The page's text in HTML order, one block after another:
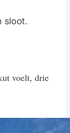
sloot.
voelt, drie